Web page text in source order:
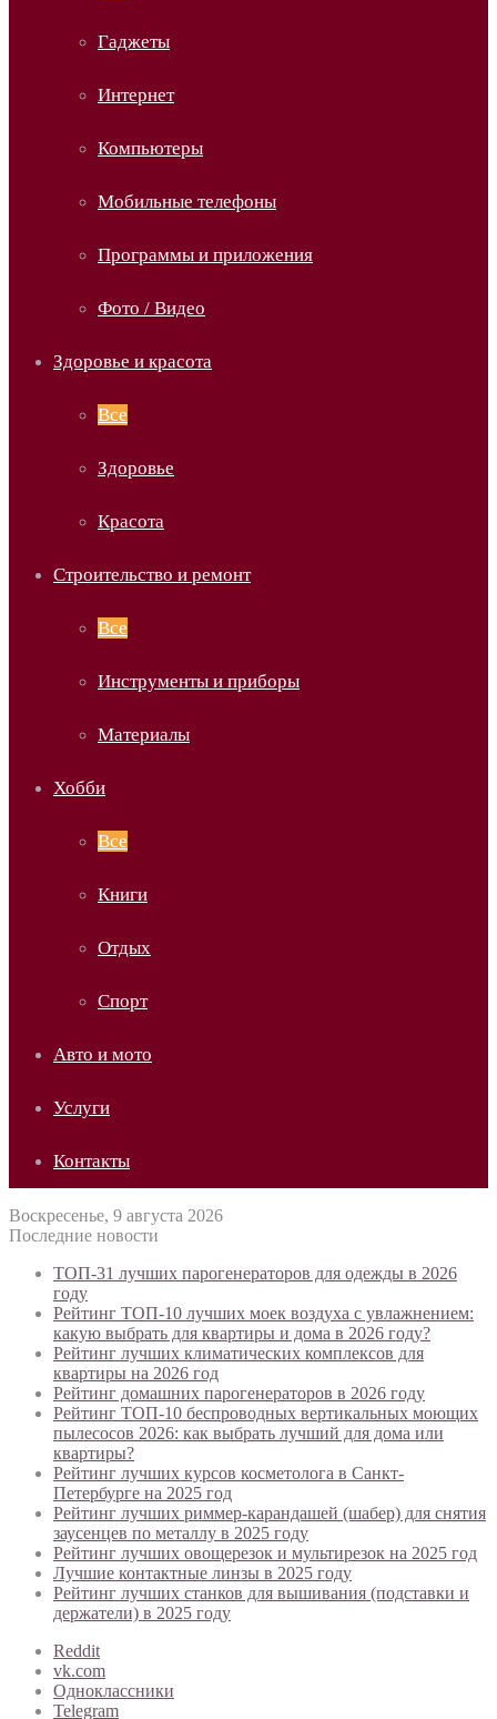
Гаджеты
Интернет
Компьютеры
Мобильные телефоны
Программы и приложения
Фото / Видео
Здоровье и красота
Все
Здоровье
Красота
Строительство и ремонт
Все
Инструменты и приборы
Материалы
Хобби
Все
Книги
Отдых
Спорт
Авто и мото
Услуги
Контакты
Воскресенье, 9 августа 2026
Последние новости
ТОП-31 лучших парогенераторов для одежды в 2026
году
Рейтинг ТОП-10 лучших моек воздуха с увлажнением:
какую выбрать для квартиры и дома в 2026 году?
Рейтинг лучших климатических комплексов для
квартиры на 2026 год
Рейтинг домашних парогенераторов в 2026 году
Рейтинг ТОП-10 беспроводных вертикальных моющих
пылесосов 2026: как выбрать лучший для дома или
квартиры?
Рейтинг лучших курсов косметолога в Санкт-
Петербурге на 2025 год
Рейтинг лучших риммер-карандашей (шабер) для снятия
заусенцев по металлу в 2025 году
Рейтинг лучших овощерезок и мультирезок на 2025 год
Лучшие контактные линзы в 2025 году
Рейтинг лучших станков для вышивания (подставки и
держатели) в 2025 году
Reddit
vk.com
Одноклассники
Telegram